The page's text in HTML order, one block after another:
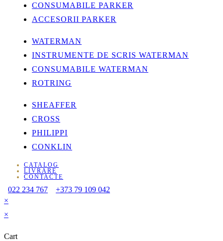
CONSUMABILE PARKER
ACCESORII PARKER
WATERMAN
INSTRUMENTE DE SCRIS WATERMAN
CONSUMABILE WATERMAN
ROTRING
SHEAFFER
CROSS
PHILIPPI
CONKLIN
CATALOG
LIVRARE
CONTACTE
022 234 767
+373 79 109 042
×
×
Cart